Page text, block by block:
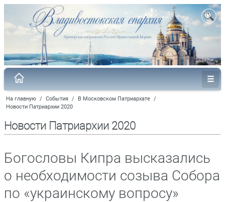
На главную / События / В Московском Патриархате /
Новости Патриархии 2020
Новости Патриархии 2020
Богословы Кипра высказались
о необходимости созыва Собора
по «украинскому вопросу»